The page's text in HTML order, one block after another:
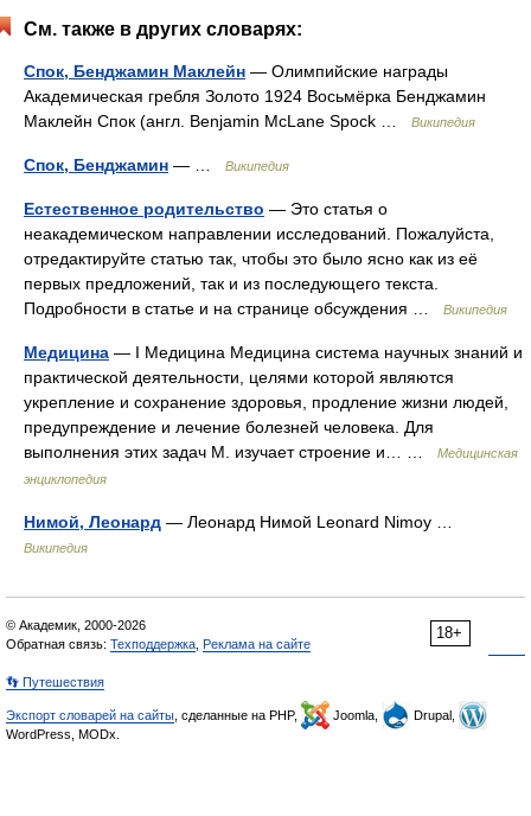
См. также в других словарях:
Спок, Бенджамин Маклейн — Олимпийские награды
Академическая гребля Золото 1924 Восьмёрка Бенджамин
Маклейн Спок (англ. Benjamin McLane Spock …
Википедия
Спок, Бенджамин — … Википедия
Естественное родительство — Это статья о
неакадемическом направлении исследований. Пожалуйста,
отредактируйте статью так, чтобы это было ясно как из её
первых предложений, так и из последующего текста.
Подробности в статье и на странице обсуждения …
Википедия
Медицина — I Медицина Медицина система научных знаний и
практической деятельности, целями которой являются
укрепление и сохранение здоровья, продление жизни людей,
предупреждение и лечение болезней человека. Для
выполнения этих задач М. изучает строение и… …
Медицинская
энциклопедия
Нимой, Леонард — Леонард Нимой Leonard Nimoy …
Википедия
18+
© Академик, 2000-2026
Обратная связь: Техподдержка Реклама на сайте
👣 Путешествия
Экспорт словарей на сайты , сделанные на PHP, Joomla,
Drupal,
WordPress, MODx.